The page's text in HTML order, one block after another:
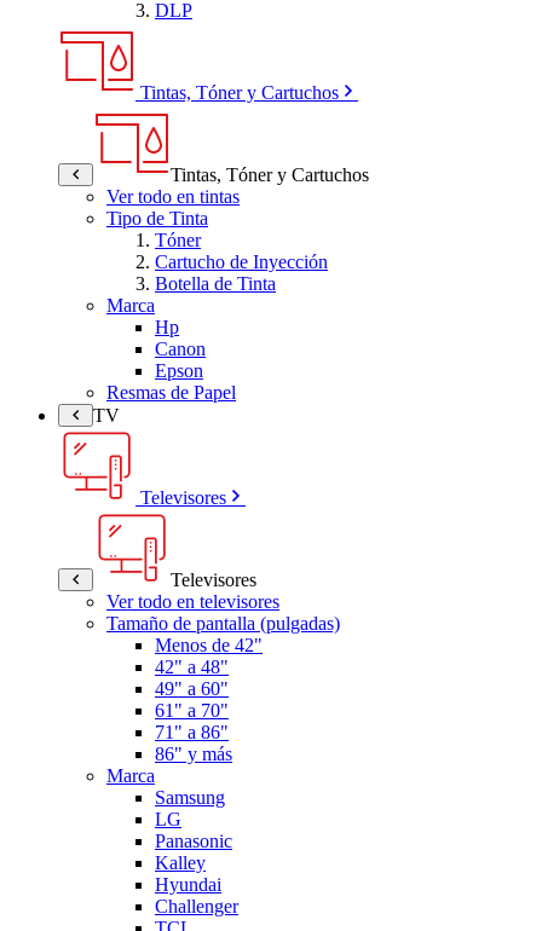
DLP
Tintas, Tóner y Cartuchos
Tintas, Tóner y Cartuchos
Ver todo en tintas
Tipo de Tinta
Tóner
Cartucho de Inyección
Botella de Tinta
Marca
Hp
Canon
Epson
Resmas de Papel
TV
Televisores
Televisores
Ver todo en televisores
Tamaño de pantalla (pulgadas)
Menos de 42"
42" a 48"
49" a 60"
61" a 70"
71" a 86"
86" y más
Marca
Samsung
LG
Panasonic
Kalley
Hyundai
Challenger